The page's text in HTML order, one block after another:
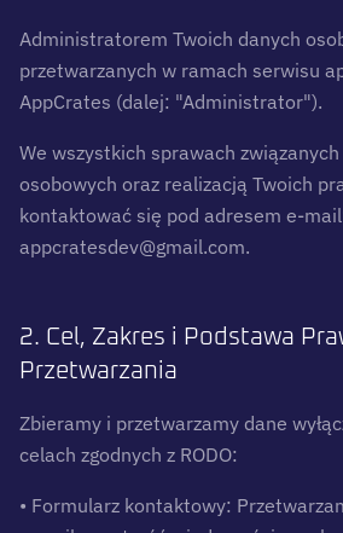
Administratorem Twoich danych
przetwarzanych w ramach serwisu
AppCrates (dalej: "Administrator").
We wszystkich sprawach
osobowych oraz realizacją Twoich
kontaktować się pod adresem e-
appcratesdev@gmail.com.
2. Cel, Zakres i Podstawa
Przetwarzania
Zbieramy i przetwarzamy dane
celach zgodnych z RODO:
• Formularz kontaktowy: